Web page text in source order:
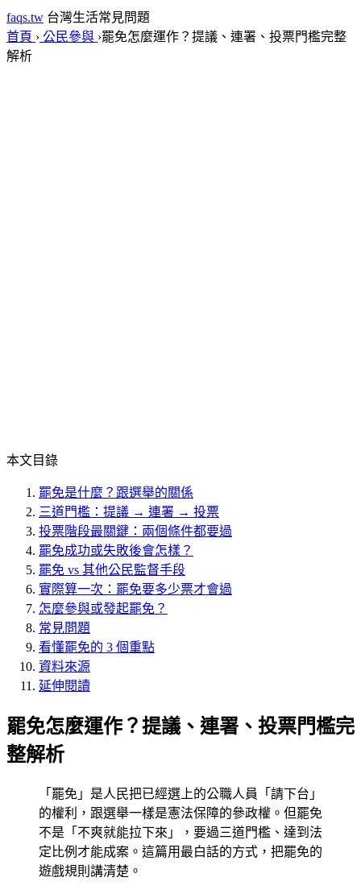
faqs.tw 台灣生活常見問題
首頁 › 公民參與 ›罷免怎麼運作？提議、連署、投票門檻完整
解析
本文目錄
罷免是什麼？跟選舉的關係
三道門檻：提議 → 連署 → 投票
投票階段最關鍵：兩個條件都要過
罷免成功或失敗後會怎樣？
罷免 vs 其他公民監督手段
實際算一次：罷免要多少票才會過
怎麼參與或發起罷免？
常見問題
看懂罷免的 3 個重點
資料來源
延伸閱讀
罷免怎麼運作？提議、連署、投票門檻完
整解析
「罷免」是人民把已經選上的公職人員「請下台」
的權利，跟選舉一樣是憲法保障的參政權。但罷免
不是「不爽就能拉下來」，要過三道門檻、達到法
定比例才能成案。這篇用最白話的方式，把罷免的
遊戲規則講清楚。